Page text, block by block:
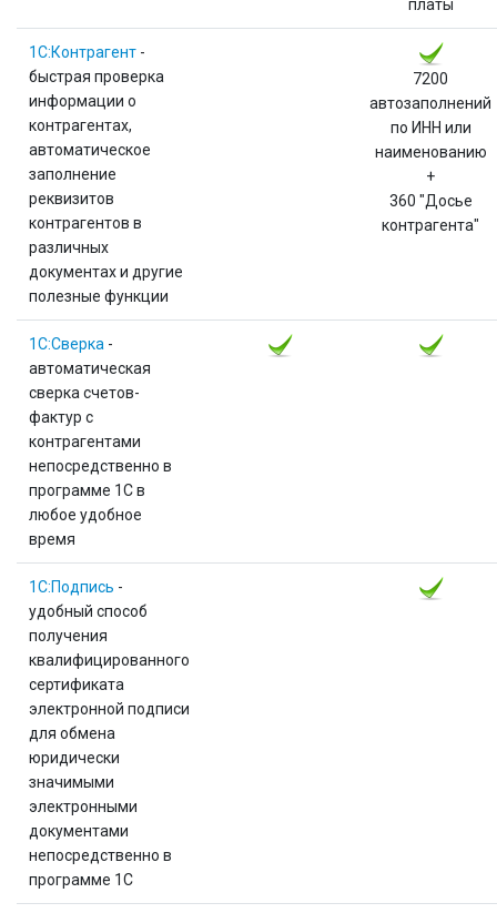
платы
1С:Контрагент-
быстрая проверка
информации о
контрагентах,
автоматическое
заполнение
реквизитов
контрагентов в
различных
документах и другие
полезные функции
7200
автозаполнений
по ИНН или
наименованию
+
360 "Досье
контрагента"
1С:Сверка -
автоматическая
сверка счетов-
фактур с
контрагентами
непосредственно в
программе 1С в
любое удобное
время
1С:Подпись -
удобный способ
получения
квалифицированного
сертификата
электронной подписи
для обмена
юридически
значимыми
электронными
документами
непосредственно в
программе 1С